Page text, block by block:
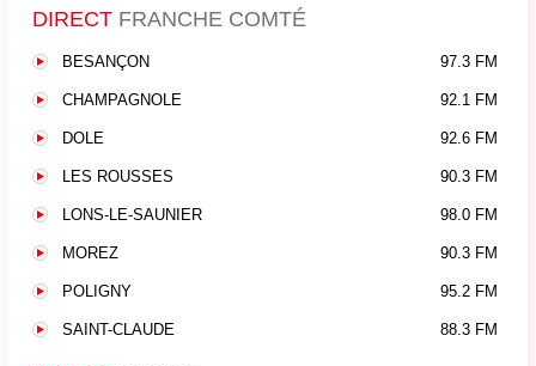
DIRECT FRANCHE COMTÉ
BESANÇON 97.3 FM
CHAMPAGNOLE 92.1 FM
DOLE 92.6 FM
LES ROUSSES 90.3 FM
LONS-LE-SAUNIER 98.0 FM
MOREZ 90.3 FM
POLIGNY 95.2 FM
SAINT-CLAUDE 88.3 FM